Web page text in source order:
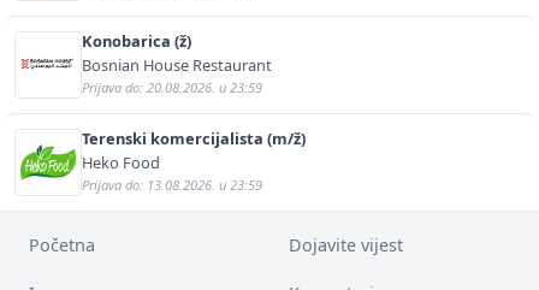
Konobarica (ž)
Bosnian House Restaurant
Prijava do: 20.08.2026. u 23:59
Terenski komercijalista (m/ž)
Heko Food
Prijava do: 13.08.2026. u 23:59
Početna Dojavite vijest